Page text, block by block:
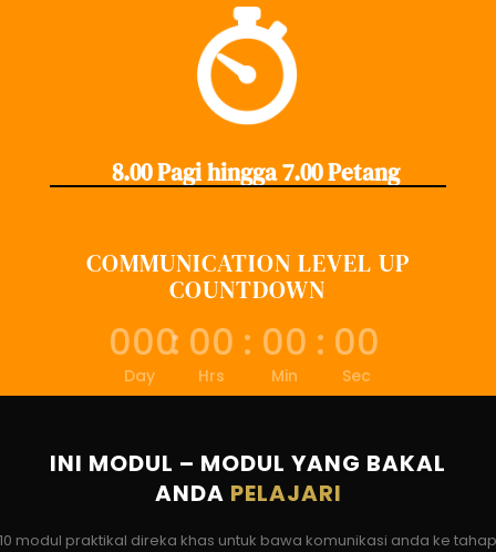
8.00 Pagi hingga 7.00 Petang
COMMUNICATION LEVEL UP
COUNTDOWN
000
Day
: 00
Hrs
: 00
Min
: 00
Sec
INI MODUL – MODUL YANG BAKAL
ANDA PELAJARI
10 modul praktikal direka khas untuk bawa komunikasi anda ke tahap